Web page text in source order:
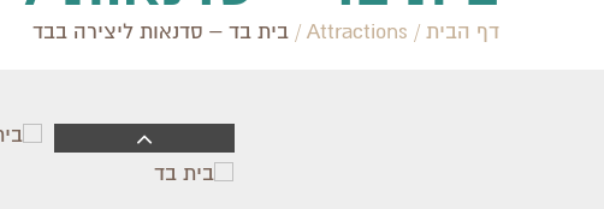
דף הבית /
Attractions
/ בית בד – סדנאות ליצירה בבד